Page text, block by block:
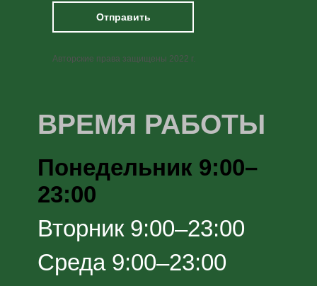
Авторские права защищены 2022 г.
Отправить
ВРЕМЯ РАБОТЫ
Понедельник 9:00–
23:00
Вторник 9:00–23:00
Среда 9:00–23:00